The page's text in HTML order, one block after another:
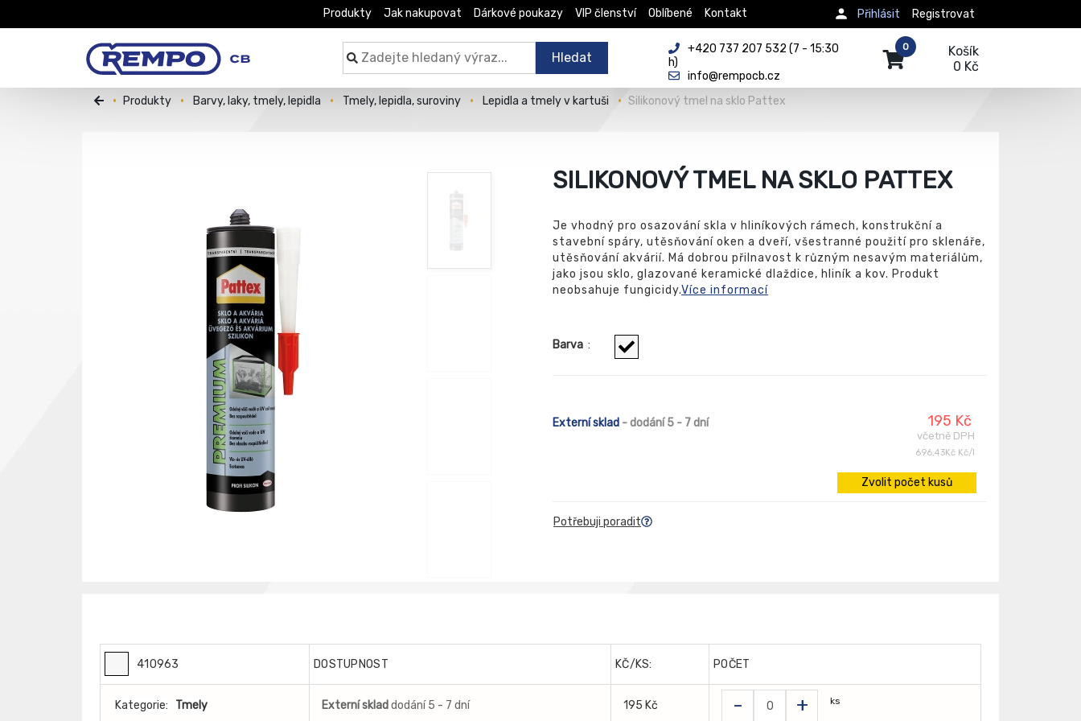
Produkty Jak nakupovat Dárkové poukazy VIP členství Oblíbené Kontakt Registrovat
Přihlásit
Hledat
+420 737 207 532 (7 - 15:30
h)
info@rempocb.cz
Košík
0 Kč
0
Produkty Barvy, laky, tmely, lepidla Tmely, lepidla, suroviny Lepidla a tmely v kartuši Silikonový tmel na sklo Pattex
SILIKONOVÝ TMEL NA SKLO PATTEX
Je vhodný pro osazování skla v hliníkových rámech, konstrukční a
stavební spáry, utěsňování oken a dveří, všestranné použití pro sklenáře,
utěsňování akvárií. Má dobrou přilnavost k různým nesavým materiálům,
jako jsou sklo, glazované keramické dlaždice, hliník a kov. Produkt
neobsahuje fungicidy.Více informací
Barva :
Externí sklad - dodání 5 - 7 dní 195 Kč
včetně DPH
696,43Kč Kč/l
Zvolit počet kusů
Potřebuji poradit
410963 DOSTUPNOST KČ/KS: POČET
Kategorie: Tmely Externí sklad dodání 5 - 7 dní 195 Kč - + ks